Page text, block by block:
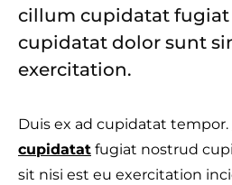
cillum cupidatat
cupidatat dolor sunt
exercitation.
Duis ex ad cupidatat tempor.
cupidatat fugiat nostrud
sit nisi est eu exercitation